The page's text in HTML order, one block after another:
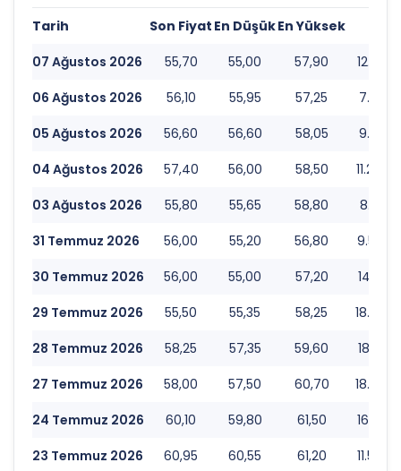
Tarih Son Fiyat En DüşükEn Yüksek
07 Ağustos 2026
55,70 55,00 57,90
06 Ağustos 2026
56,10 55,95 57,25
05 Ağustos 2026
56,60 56,60 58,05
04 Ağustos 2026
57,40 56,00 58,50
03 Ağustos 2026
55,80 55,65 58,80
31 Temmuz 2026
56,00 55,20 56,80
30 Temmuz 2026
56,00 55,00 57,20
29 Temmuz 2026
55,50 55,35 58,25
28 Temmuz 2026
58,25 57,35 59,60
27 Temmuz 2026
58,00 57,50 60,70
24 Temmuz 2026
60,10 59,80 61,50
23 Temmuz 2026
60,95 60,55 61,20